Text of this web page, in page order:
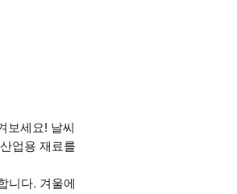
보세요! 날씨
업용 재료를
니다. 겨울에